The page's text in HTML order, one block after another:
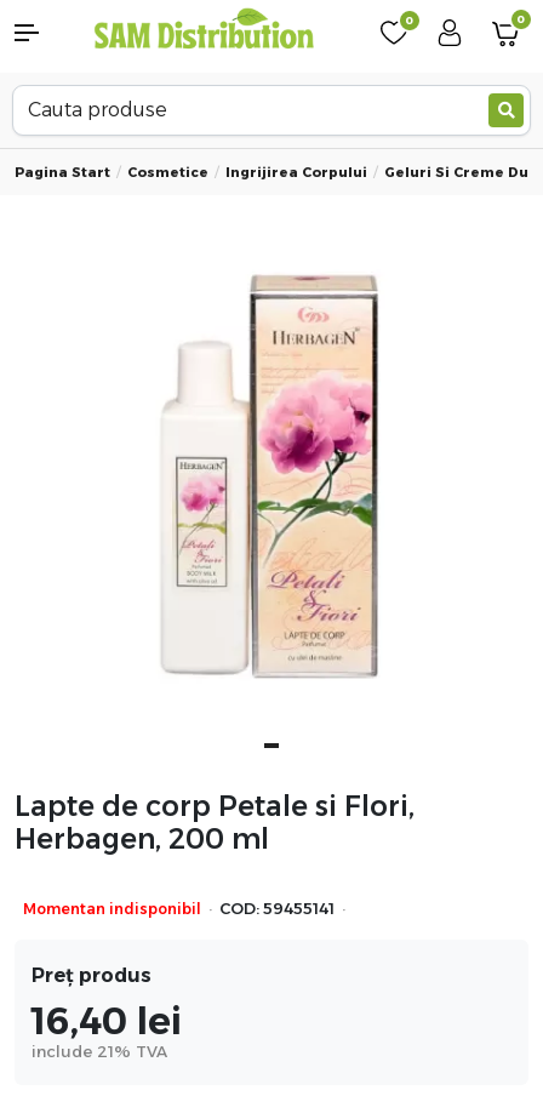
0 0
Pagina Start Cosmetice Ingrijirea Corpului Geluri Si Creme Dus
Lapte de corp Petale si Flori,
Herbagen, 200 ml
Momentan indisponibil · COD: 59455141 ·
Preț produs
16,40 lei
include 21% TVA